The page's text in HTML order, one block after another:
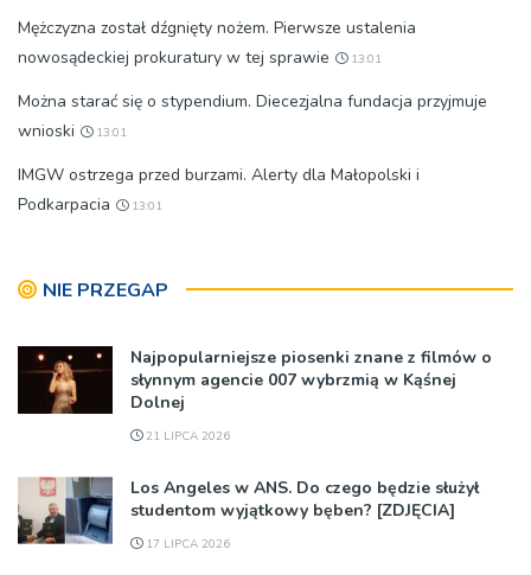
Mężczyzna został dźgnięty nożem. Pierwsze ustalenia
nowosądeckiej prokuratury w tej sprawie
13:01
Można starać się o stypendium. Diecezjalna fundacja przyjmuje
wnioski
13:01
IMGW ostrzega przed burzami. Alerty dla Małopolski i
Podkarpacia
13:01
NIE PRZEGAP
Najpopularniejsze piosenki znane z filmów o
słynnym agencie 007 wybrzmią w Kąśnej
Dolnej
21 LIPCA 2026
Los Angeles w ANS. Do czego będzie służył
studentom wyjątkowy bęben? [ZDJĘCIA]
17 LIPCA 2026